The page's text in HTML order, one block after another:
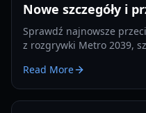
Nowe szczegóły i
Sprawdź najnowsze
z rozgrywki Metro 2039,
2026 roku.
Read More